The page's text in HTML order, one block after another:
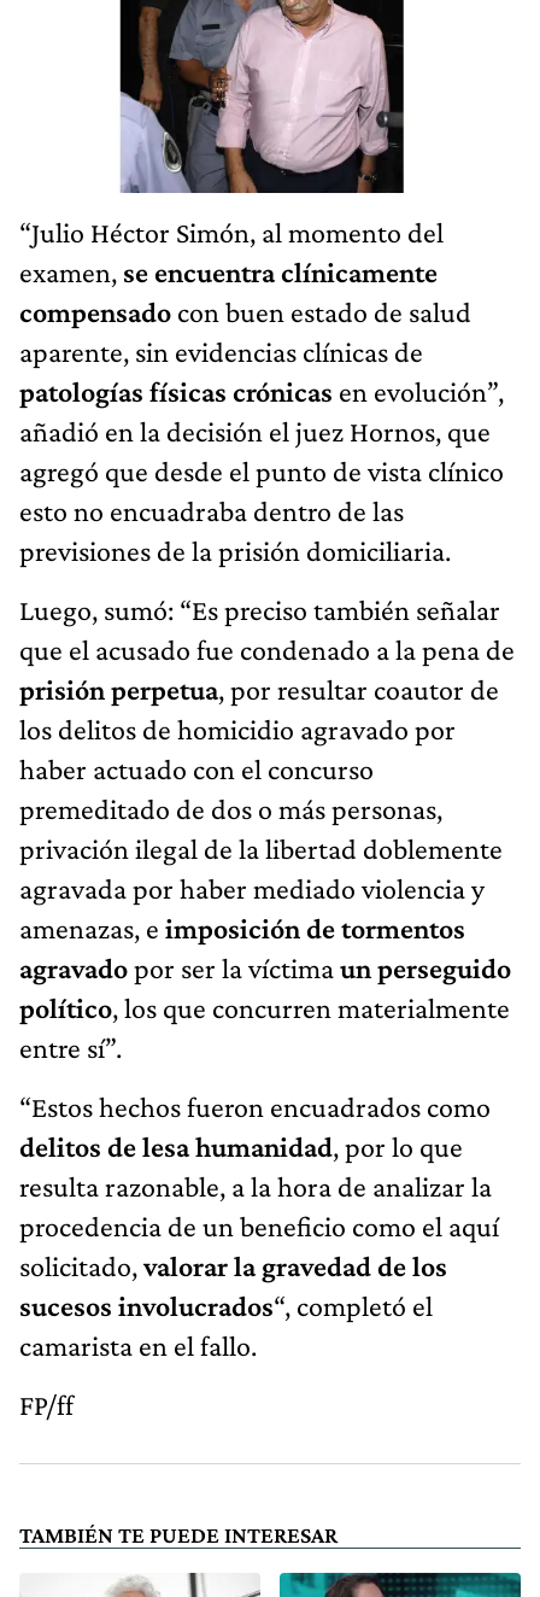
“Julio Héctor Simón, al momento del
examen, se encuentraclínicamente
compensado con buen estado de salud
aparente, sin evidencias clínicas de
patologías físicas crónicas en evolución”,
añadió en la decisión el juez Hornos, que
agregó que desde el punto de vista clínico
esto no encuadraba dentro de las
previsiones de la prisión domiciliaria.
Luego, sumó: “Es preciso también señalar
que el acusado fue condenado a la pena de
prisión perpetua, por resultar coautor de
los delitos de homicidio agravado por
haber actuado con el concurso
premeditado de dos o más personas,
privación ilegal de la libertad doblemente
agravada por haber mediado violencia y
amenazas, e imposición de tormentos
agravadopor ser la víctimaun perseguido
político, los que concurren materialmente
entre sí”.
“Estos hechos fueron encuadrados como
delitos de lesa humanidad, por lo que
resulta razonable, a la hora de analizar la
procedencia de un beneficio como el aquí
solicitado,valorar la gravedad de los
sucesos involucrados“, completó el
camarista en el fallo.
FP/ff
TAMBIÉN TE PUEDE INTERESAR